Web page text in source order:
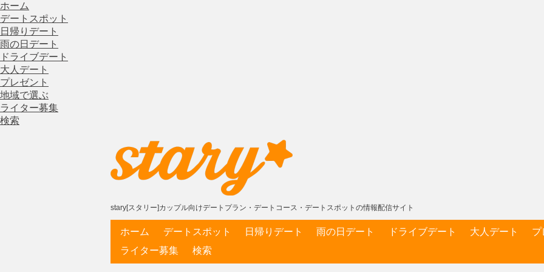
ホーム
デートスポット
日帰りデート
雨の日デート
ドライブデート
大人デート
プレゼント
地域で選ぶ
ライター募集
検索
stary[スタリー]カップル向けデートプラン・デートコース・デートスポットの情報配信サイト
ホーム デートスポット 日帰りデート 雨の日デート ドライブデート 大人デート プ
ライター募集
検索